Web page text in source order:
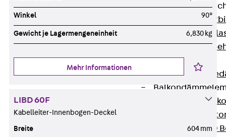
Wärmedämmung
Zurück
ISOPRO®
ISOPRO® 120
Winkel 90°
Gewicht je Lagermengeneinheit 6,830 kg
Mehr Informationen
LIBD 60F
Kabelleiter-Innenbogen-Deckel
Breite 604 mm